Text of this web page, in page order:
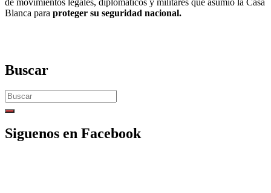
Blanca para proteger su seguridad nacional.
Buscar
Search
for:
Siguenos en Facebook